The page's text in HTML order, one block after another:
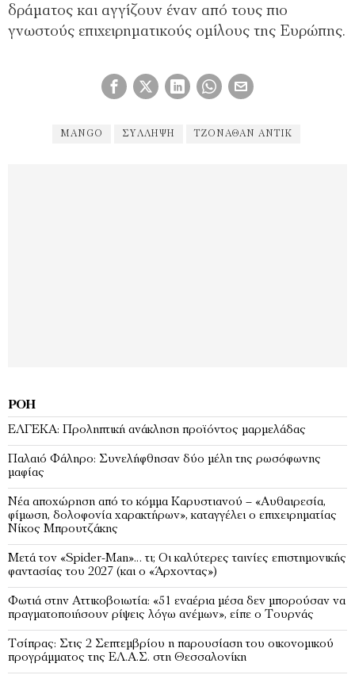
δράματος και αγγίζουν έναν από τους πιο
γνωστούς επιχειρηματικούς ομίλους της Ευρώπης.
MANGO ΣΎΛΛΗΨΗ ΤΖΌΝΑΘΑΝ ΆΝΤΙΚ
ΡΟΉ
ΕΛΓΕΚΑ: Προληπτική ανάκληση προϊόντος μαρμελάδας
Παλαιό Φάληρο: Συνελήφθησαν δύο μέλη της ρωσόφωνης
μαφίας
Νέα αποχώρηση από το κόμμα Καρυστιανού – «Αυθαιρεσία,
φίμωση, δολοφονία χαρακτήρων», καταγγέλει ο επιχειρηματίας
Νίκος Μπρουτζάκης
Μετά τον «Spider-Man»… τι; Oι καλύτερες ταινίες επιστημονικής
φαντασίας του 2027 (και ο «Άρχοντας»)
Φωτιά στην Αττικοβοιωτία: «51 εναέρια μέσα δεν μπορούσαν να
πραγματοποιήσουν ρίψεις λόγω ανέμων», είπε ο Τουρνάς
Τσίπρας: Στις 2 Σεπτεμβρίου η παρουσίαση του οικονομικού
προγράμματος της ΕΛ.Α.Σ. στη Θεσσαλονίκη